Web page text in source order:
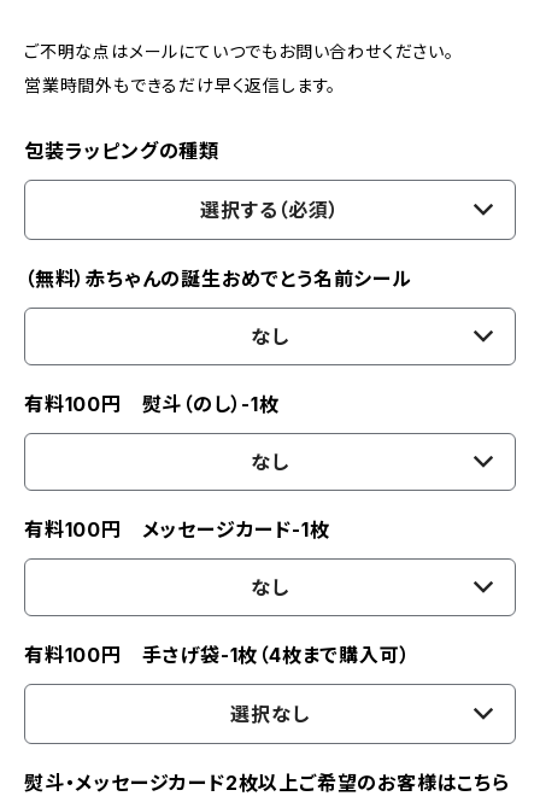
ご不明な点はメールにていつでもお問い合わせください。
営業時間外もできるだけ早く返信します。
包装ラッピングの種類
選択する（必須）
（無料）赤ちゃんの誕生おめでとう名前シール
なし
有料100円 熨斗（のし）-1枚
なし
有料100円 メッセージカード-1枚
なし
有料100円 手さげ袋-1枚（4枚まで購入可）
選択なし
熨斗・メッセージカード2枚以上ご希望のお客様はこちら